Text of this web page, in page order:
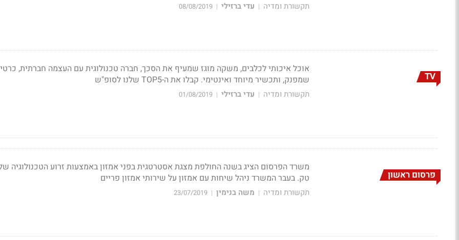
תקשורת ומדיה | עדי ברזילי |
08/08/2019
TV
אוכל איכותי לכלבים, משקה מוגז שמעיף את הסכך, חברה טכנולוגית עם העצמה חברתית,
שמפנק, ותכשיר מיוחד ואינטימי. קבלו את ה-TOP5 שלנו לסופ"ש
תקשורת ומדיה | עדי ברזילי |
01/08/2019
פרסום ראשון
משרד הפרסום הציג בשנה החולפת מצגת אסטרטגית בפני אמזון באמצעות זרוע הטכנולוגיה
טק. בעבר המשרד ניהל שיחות עם אמזון על שירותי אמזון פריים
תקשורת ומדיה | משה בנימין |
23/07/2019